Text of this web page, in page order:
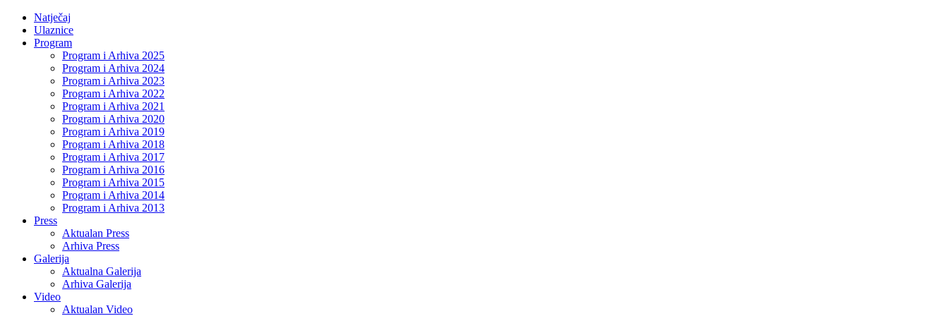
Natječaj
Ulaznice
Program
Program i Arhiva 2025
Program i Arhiva 2024
Program i Arhiva 2023
Program i Arhiva 2022
Program i Arhiva 2021
Program i Arhiva 2020
Program i Arhiva 2019
Program i Arhiva 2018
Program i Arhiva 2017
Program i Arhiva 2016
Program i Arhiva 2015
Program i Arhiva 2014
Program i Arhiva 2013
Press
Aktualan Press
Arhiva Press
Galerija
Aktualna Galerija
Arhiva Galerija
Video
Aktualan Video